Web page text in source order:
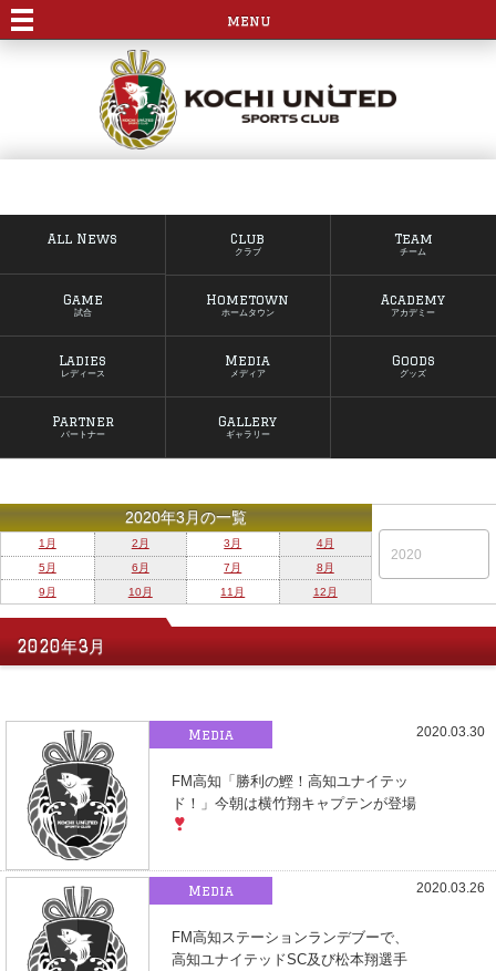
menu
All News Club
クラブ
Team
チーム
Game
試合
Hometown
ホームタウン
Academy
アカデミー
Ladies
レディース
Media
メディア
Goods
グッズ
Partner
パートナー
Gallery
ギャラリー
2020年3月の一覧
1月 2月 3月
4月
5月
6月 7月
8月
9月
10月 11月 12月
2020年3月
Media 2020.03.30
FM高知「勝利の鰹！高知ユナイテッ
ド！」今朝は横竹翔キャプテンが登場
Media 2020.03.26
FM高知ステーションランデブーで、
高知ユナイテッドSC及び松本翔選手